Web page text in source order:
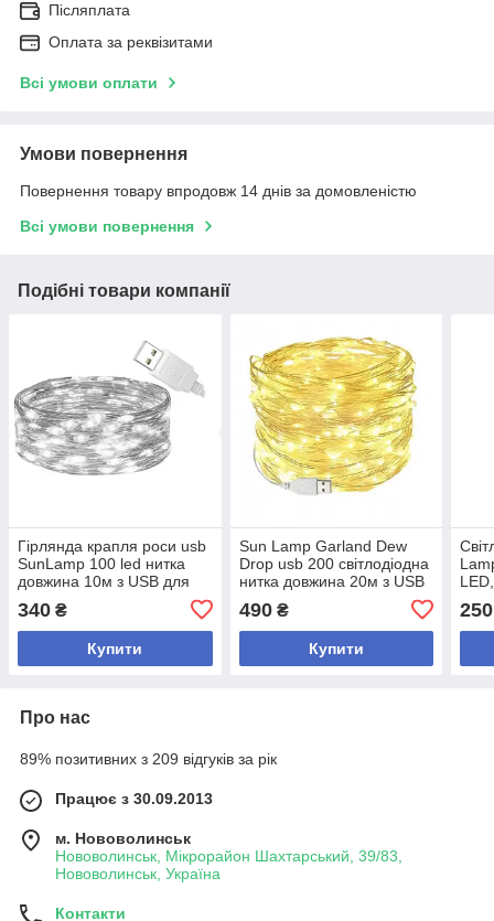
Післяплата
Оплата за реквізитами
Всі умови оплати
Умови повернення
Повернення товару впродовж 14 днів за домовленістю
Всі умови повернення
Подібні товари компанії
Гірлянда крапля роси usb
SunLamp 100 led нитка
довжина 10м з USB для
світло
340 ₴
Купити
Sun Lamp Garland Dew
Drop usb 200 світлодіодна
нитка довжина 20м з USB
для 5v, від powerbank Sun
Lamp Garland
490₴
Купити
250
Про нас
89% позитивних з 209 відгуків за рік
Працює з 30.09.2013
м. Нововолинськ
Нововолинськ, Мікрорайон Шахтарський, 39/83,
Нововолинськ, Україна
Контакти